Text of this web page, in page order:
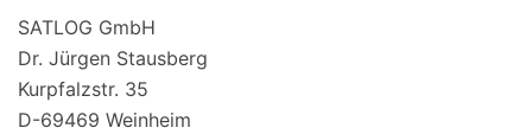
SATLOG GmbH
Dr. Jürgen Stausberg
Kurpfalzstr. 35
D-69469 Weinheim